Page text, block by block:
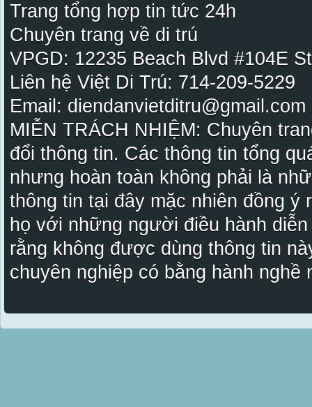
Trang tổng hợp tin tức 24h
Chuyên trang về di trú
VPGD: 12235 Beach Blvd #104E
Liên hệ Việt Di Trú: 714-209-5229
Email:
MIỄN TRÁCH NHIỆM: Chuyên
đổi thông tin. Các thông tin tổng
nhưng hoàn toàn không phải là
thông tin tại đây mặc nhiên đồng ý
họ với những người điều hành
rằng không được dùng thông tin
chuyên nghiệp có bằng hành